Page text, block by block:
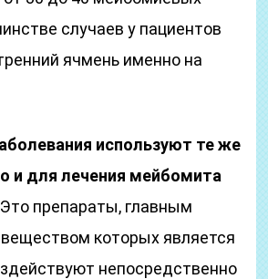
случаев у пациентов
ячмень именно на
используют те же
и для лечения мейбомита
препараты, главным
которых является
непосредственно